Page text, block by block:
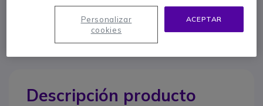
900 80 26 26
Live Chat
Descripción producto
ACEPTAR
Personalizar
cookies